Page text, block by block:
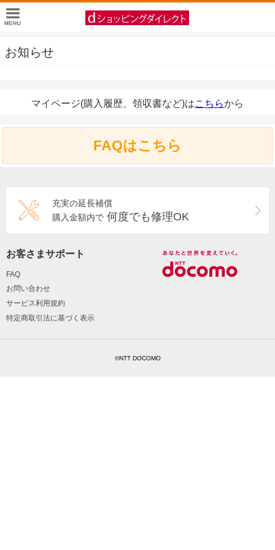
お知らせ
マイページ(購入履歴、領収書など)はこちらから
FAQはこちら
充実の延長補償
購入金額内で 何度でも修理OK
お客さまサポート
FAQ
お問い合わせ
サービス利用規約
特定商取引法に基づく表示
©NTT DOCOMO